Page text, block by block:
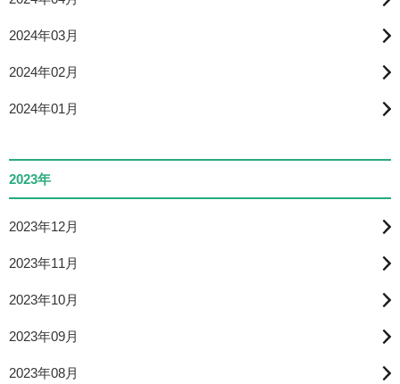
2024年03月
2024年02月
2024年01月
2023年
2023年12月
2023年11月
2023年10月
2023年09月
2023年08月